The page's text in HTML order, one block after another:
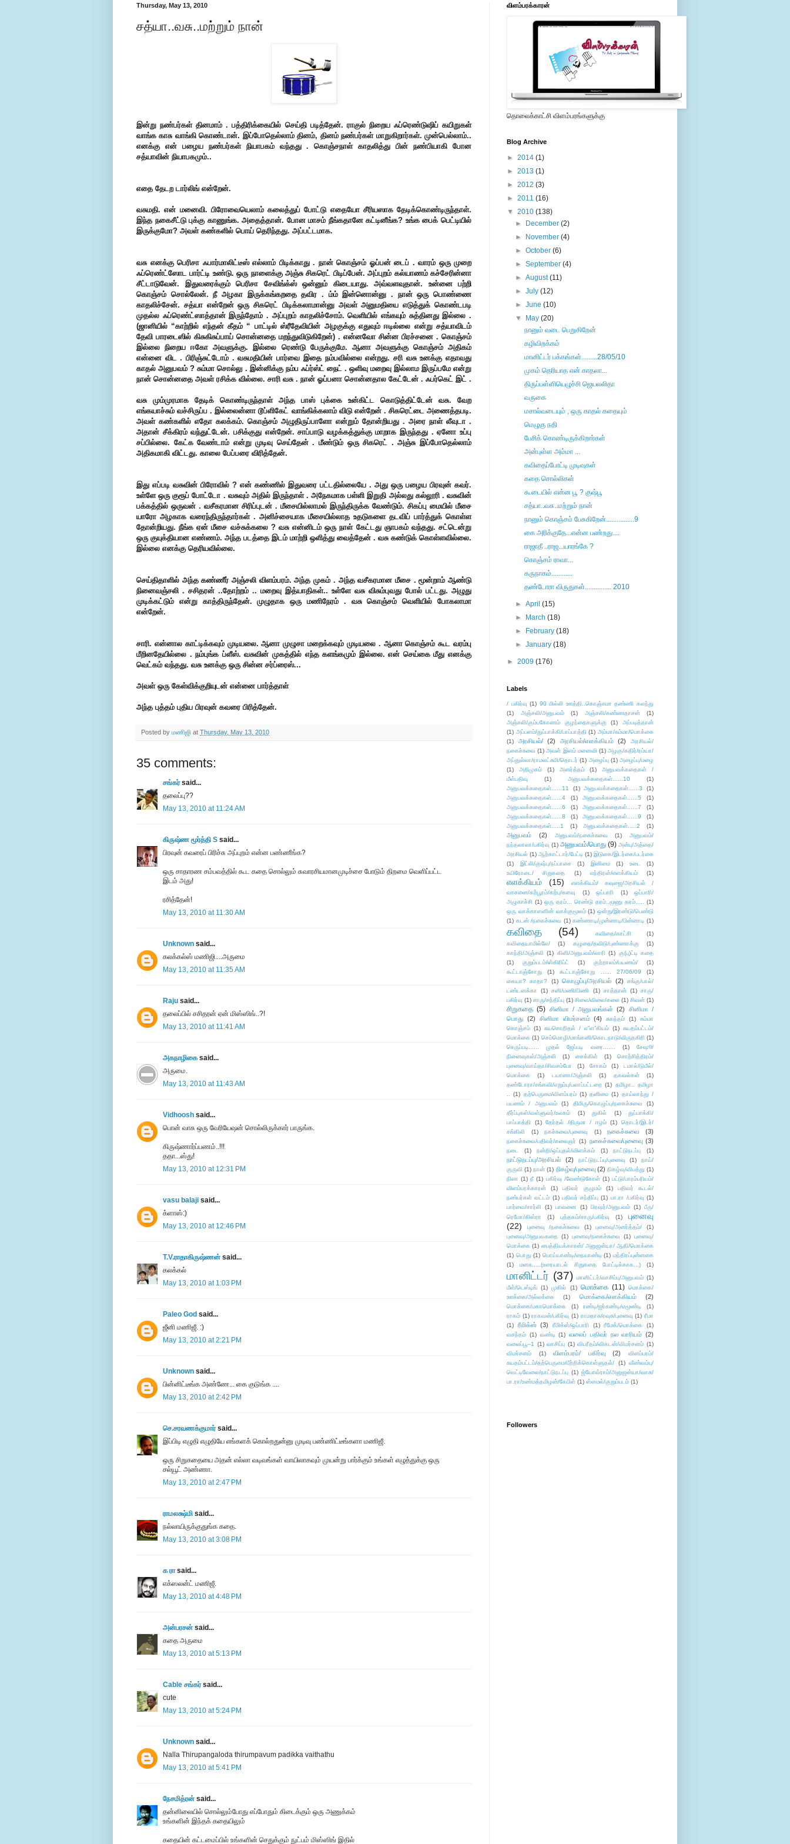
Thursday, May 13, 2010
சத்யா..வசு..மற்றும் நான்
இன்று நண்பர்கள் தினமாம் . பத்திரிக்கையில் செய்தி படித்தேன். ராகுல் நிறைய ஃப்ரெண்டுஷிப் கயிறுகள்
வாங்க காசு வாங்கி கொண்டான். இப்போதெல்லாம் தினம், தினம் நண்பர்கள் மாறுகிறார்கள். முன்பெல்லாம்..
எனக்கு என் பழைய நண்பர்கள் நியாபகம் வந்தது . கொஞ்சநாள் காதலித்து பின் நண்பியாகி போன
சத்யாவின் நியாபகமும்..
எதை தேடற டார்லிங் என்றேன்.
வசுமதி. என் மனைவி. பிரோவையெலாம் கலைத்துப் போட்டு எதையோ சீரியஸாக தேடிக்கொண்டிருந்தாள்.
இந்த நகைசீட்டு புக்கு காணுங்க. அதைத்தான். போன மாசம் நீங்கதானே கட்டினீங்க? உங்க பைக் பெட்டியில்
இருக்குமோ? அவள் கண்களில் பொய் தெரிந்தது. அப்பட்டமாக.
வசு எனக்கு பெரிசா ஃபார்மாலிட்டீஸ் எல்லாம் பிடிக்காது . நான் கொஞ்சம் ஓப்பன் டைப் . வாரம் ஒரு முறை
ஃப்ரெண்ட்ஸோட பார்ட்டி உண்டு. ஒரு நாளைக்கு அஞ்சு சிகரெட் பிடிப்பேன். அப்புறம் கல்யாணம் கச்சேரின்னா
சீட்டாடுவேன். இதுவரைக்கும் பெரிசா சேவிங்க்ஸ் ஒன்னும் கிடையாது. அவ்வளவுதான். உன்னை பற்றி
கொஞ்சம் சொல்லேன். நீ அழகா இருக்கங்கறதை தவிர . ம்ம் இன்னொன்னு . நான் ஒரு பொண்ணை
காதலிச்சேன். சத்யா என்றேன் ஒரு சிகரெட் பிடிக்கலாமான்னு அவள் அனுமதியை எடுத்துக் கொண்டபடி
முதல்ல ஃப்ரெண்ட்ஸாத்தான் இருந்தோம் . அப்புறம் காதலிச்சோம். வெளியில் எங்கயும் சுத்தினது இல்லை .
(ஜானியில் “காற்றில் எந்தன் கீதம் “ பாட்டில் ஸ்ரீதேவியின் அழகுக்கு எதுவும் ஈடில்லை என்று சத்யாவிடம்
தேவி பாரடைஸில் கிசுகிசுப்பாய் சொன்னதை மறந்துவிடுகிறேன்) . என்னவோ சின்ன பிரச்சனை . கொஞ்சம்
இல்லை நிறைய ஈகோ அவளுக்கு. இல்லை ரெண்டு பேருக்குமே. ஆனா அவளுக்கு கொஞ்சம் அதிகம்
என்னை விட . பிரிஞ்சுட்டோம் . வசுமதியின் பார்வை இதை நம்பவில்லை என்றது. சரி வசு உனக்கு எதாவது
காதல் அனுபவம் ? சும்மா சொல்லு . இன்னிக்கு நம்ப ஃப்ர்ஸ்ட் நைட் . ஒளிவு மறைவு இல்லாம இருப்பமே என்று
நான் சொன்னதை அவள் ரசிக்க வில்லை. சாரி வசு . நான் ஓப்பனா சொன்னதால கேட்டேன் . ஃபர்கெட் இட் .
வசு மும்முரமாக தேடிக் கொண்டிருந்தாள்
அந்த பாஸ் புக்கை உன்கிட்ட கொடுத்திட்டேன் வசு. வேற
எங்கயாச்சும் வச்சிருப்ப . இல்லைன்னா டூப்ளிகேட் வாங்கிக்கலாம் விடு என்றேன் . சிகரெட்டை அணைத்தபடி.
அவள் கண்களில் எதோ கலக்கம். கொஞ்சம் அழுதிருப்பாளோ என்றும் தோன்றியது . அரை நாள் லீவுடா .
அதான் சீக்கிரம் வந்துட்டேன். பசிக்குது என்றேன். சாப்பாடு வழக்கத்துக்கு மாறாக இருந்தது . ஏனோ உப்பு
சப்பில்லை. கேட்க வேண்டாம் என்று முடிவு செய்தேன் . மீண்டும் ஒரு சிகரெட் . அஞ்சு இப்போதெல்லாம்
அதிகமாகி விட்டது. காலை பேப்பரை விரித்தேன்.
இது எப்படி வசுவின் பிரோவில் ? என் கண்ணில் இதுவரை பட்டதில்லையே . அது ஒரு பழைய பிரவுன் கவர்.
உள்ளே ஒரு குரூப் போட்டோ . வசுவும் அதில் இருந்தாள் . அநேகமாக பள்ளி இறுதி அல்லது கல்லூரி . வசுவின்
பக்கத்தில் ஒருவன் . வசீகரமான சிரிப்புடன் . மீசையில்லாமல் இருந்திருக்க வேண்டும். சிகப்பு மையில் மீசை
யாரோ அழகாக வரைந்திருந்தார்கள் . அனிச்சையாக மீசையில்லாத உதடுகளை தடவிப் பார்த்துக் கொள்ள
தோன்றியது. நீங்க ஏன் மீசை வச்சுக்கலை ? வசு என்னிடம் ஒரு நாள் கேட்டது ஞாபகம் வந்தது. சட்டென்று
ஒரு குயுக்தியான எண்ணம். அந்த படத்தை இடம் மாற்றி ஒளித்து வைத்தேன் . வசு கண்டுக் கொள்ளவில்லை.
இல்லை எனக்கு தெரியவில்லை.
செய்திதாளில் அந்த கண்ணீர் அஞ்சலி விளம்பரம். அந்த முகம் . அந்த வசீகரமான மீசை . மூன்றாம் ஆண்டு
நினைவஞ்சலி . சசிதரன் ..தோற்றம் .. மறைவு இத்யாதிகள்.. உள்ளே வசு விசும்புவது போல் பட்டது. அழுது
முடிக்கட்டும் என்று காத்திருந்தேன். முழுதாக ஒரு மணிநேரம் . வசு கொஞ்சம் வெளியில் போகலாமா
என்றேன்.
சாரி. என்னால காட்டிக்கவும் முடியலை. ஆனா முழுசா மறைக்கவும் முடியலை . ஆனா கொஞ்சம் கூட வரம்பு
மீறினதேயில்லை . நம்புங்க ப்ளீஸ்.வசுவின் முகத்தில் எந்த களங்கமும் இல்லை. என் செய்கை மீது எனக்கு
வெட்கம் வந்தது. வசு உனக்கு ஒரு சின்ன சர்ப்ரைஸ்...
அவள் ஒரு கேள்விக்குறியுடன் என்னை பார்த்தாள்
அந்த புத்தம் புதிய பிரவுன் கவரை பிரித்தேன்.
Posted by மணிஜி at Thursday, May 13, 2010
35 comments:
சங்கர்said...
தலைப்பு??
May 13, 2010 at 11:24 AM
கிருஷ்ண மூர்த்தி S said...
பிரவுன் கவரைப் பிரிச்சு அப்புறம் என்ன பண்ணீங்க?
ஒரு சாதாரண சம்பவத்தில் கூட கதை சொல்லும் சுவாரசியமானமுடிச்சை போடும் திறமை வெளிப்பட்ட
இடம் அது!
ரசித்தேன்!
May 13, 2010 at 11:30 AM
Unknown said...
கலக்கல்ஸ் மணிஜி....அருமை
May 13, 2010 at 11:35 AM
Raju said...
தலைப்பில் சசிதரன் ஏன் மிஸ்ஸிங்..?!
May 13, 2010 at 11:41 AM
அகநாழிகை said...
அருமை.
May 13, 2010 at 11:43 AM
Vidhoosh said...
பொன் வாசு ஒரு வேரியேஷன் சொல்லிருக்கார் பாருங்க.
கிருஷ்ணார்ப்பணம்..!!!
ததா...ஸ்து!
May 13, 2010 at 12:31 PM
vasu balaji said...
க்ளாஸ்:)
May 13, 2010 at 12:46 PM
T.V.ராதாகிருஷ்ணன் said...
கலக்கல்
May 13, 2010 at 1:03 PM
Paleo God said...
ஜீனி மணிஜீ. :)
May 13, 2010 at 2:21 PM
Unknown said...
பின்னிட்டீங்க அண்ணே... கை குடுங்க ....
May 13, 2010 at 2:42 PM
செ.சரவணக்குமார்said...
இப்பிடி எழுதி எழுதியே எங்களக் கொல்றதுன்னு முடிவு பண்ணிட்டீங்களா மணிஜீ.
ஒரு சிறுகதையை அதன் எல்லா வடிவங்கள் வாயிலாகவும் முயன்று பார்க்கும் உங்கள் எழுத்துக்கு ஒரு
சல்யூட் அண்ணா.
May 13, 2010 at 2:47 PM
ராமலக்ஷ்மி said...
நல்லாயிருக்குதுங்க கதை.
May 13, 2010 at 3:08 PM
க ராsaid...
எக்ஸலன்ட் மணிஜீ.
May 13, 2010 at 4:48 PM
அன்பரசன் said...
கதை அருமை
May 13, 2010 at 5:13 PM
Cable சங்கர்said...
cute
May 13, 2010 at 5:24 PM
Unknown said...
Nalla Thirupangaloda thirumpavum padikka vaithathu
May 13, 2010 at 5:41 PM
நேசமித்ரன் said...
தன்னிலையில் சொல்லும்போது எப்போதும் கிடைக்கும் ஒரு அணுக்கம்
உங்களின் இந்தக் கதையிலும்
கதையின் கட்டமைப்பில் உங்களின் செதுக்கும் நுட்பம் மிஸ்ஸிங் இதில்
விளம்பரக்காரன்
தொலைக்காட்சி விளம்பரங்களுக்கு
Blog Archive
► 2014 (1)
► 2013 (1)
► 2012 (3)
► 2011 (16)
▼ 2010 (138)
►
December(2)
►
November(4)
►October(6)
►September(4)
►August(11)
►July(12)
►June(10)
▼
May(20)
நானும் வடை பெறுகிறேன்
கழிவிறக்கம்
மானிட்டர் பக்கங்கள்.........28/05/10
முகம் தெரியாத என் காதலா...
திருப்பள்ளியெழுச்சி ஜெயலலிதா
வருகை
மசால்வடையும் , ஒரு காதல் கதையும்
மெழுகு நதி
பேசிக் கொண்டிருக்கிறார்கள்
அன்புள்ள அம்மா ...
கவிதைப்போட்டி முடிவுகள்
கதை சொல்லிகள்
கூடையில் என்ன பூ ? குஷ்பூ
சத்யா..வசு..மற்றும் நான்
நானும் கொஞ்சம் பேசுகிறேன்................9
கை அரிக்குதே...என்ன பண்றது....
ராஜாதீ ..ராஜ...யாரங்கே ?
கொஞ்சம் ராவா...
கருநாகம்............
தண்டோரா விருதுகள்............... 2010
►April(15)
►
March(18)
►
February(18)
►January(18)
► 2009 (176)
Labels
/ பகிர்வு (1) 90 மில்லி ஊத்தி..கொஞ்சமா தண்ணி கலந்து
(1)
அஞ்சலி/அனுபவம் (1) அஞ்சலி/கண்ணதாசன்
(1)
அஞ்சலி/கும்பகோணம் குழந்தைகளுக்கு
(1)
அப்படித்தான்
(1) அப்பளம்/துப்பாக்கி/பாப்பாத்தி (1) அம்மா/சும்மா/மொக்கை
(1)
அரசியல்/ (2) அரசியல்/எளக்கியம் (2)
அரசியல்/
நகைச்சுவை (1) அவள் இளம் மனைவி (1) அழகு/கதிர்/ரம்யா/
அப்துல்லா/ராமலட்சுமி/தொடர் (1) அழைப்பு (1) அழைப்பு/மழை
(1)
அறிமுகம் (1) அனர்த்தம் (1)
அனுபவக்கதைகள் /
மீள்பதிவு
(1) அனுபவக்கதைகள்......10
(1)
அனுபவக்கதைகள்......11
(1) அனுபவக்கதைகள்......3
(1)
அனுபவக்கதைகள்......4
(1) அனுபவக்கதைகள்......5
(1)
அனுபவக்கதைகள்......6
(1) அனுபவக்கதைகள்......7
(1)
அனுபவக்கதைகள்......8
(1) அனுபவக்கதைகள்......9
(1)
அனுபவக்கதைகள்.....1
(1) அனுபவக்கதைகள்.....2 (1)
அனுபவம் (2) அனுபவம்/நகைச்சுவை (1)
அனுபவம்/
நந்தலாலா/பகிர்வு (1) அனுபவம்/பொது (9) அன்பு/அத்தை/
அரசியல் (1) ஆற்காட்டார்/பேட்டி (1) இடுகை/இடர்கை/படர்கை
(1)
இட்லி/குஷ்பு/நப்பாசை (1) இனிமை (1) உடை
(1)
உயிரோடை/ சிறுகதை
(1) எந்திரன்/எளக்கியம் (1)
எளக்கியம் (15)
எளக்கியம்/ கவுஜை/அரசியல் /
வாசனை/கற்பூரம்/கற்பு/களவு
(1) ஒப்பாரி (1)
ஒப்பாரி/
அழுகாச்சி (1) ஒரு தரம்... ரெண்டு தரம்..மூணு தரம்..... (1)
ஒரு வாக்காளனின் வாக்குமூலம் (1) ஒன்று/இரண்டு/பெண்டு
(1) கடன் /நகைச்சுவை (1) கண்ணாடி/முன்னாடி/பின்னாடி (1)
கவிதை (54) கவிதை/காட்சி
(1)
கவிதையாமில்லே/
(1) கழுதை/தவிடு/புண்ணாக்கு
(1)
காந்தி/அஞ்சலி (1) கிளி/அனுபவம்/லாரி (1) கு(பு)ட்டி கதை
(1)
குறும்படம்/ஸ்கிரிப்ட் (1) குற்றாலம்/பயணம்/
(1)
கூட்டாஞ்சோறு
(1) கூட்டாஞ்சோறு ...... 27/06/09
(1)
கையா? காதா?
(1) கொழுப்பு/அரசியல் (2)
சங்கு/பால்/
டண்டனக்கா
(1) சனி/மணி/பிணி (1) சாத்தான் (1) சாரு/
பகிர்வு (1) சாரு/சந்திப்பு (1) சிலை/விலை/கலை (1) சிவன் (1)
சிறுகதை (5) சினிமா / அனுபவங்கள் (2)
சினிமா /
பொது (2) சினிமா விமர்சனம் (4) சுகந்தம் (1)
சும்மா
கொஞ்சம் (1) சுயசொறிதல் / எ”ள”கியம் (1) சுயதம்பட்டம்/
மொக்கை (1) செம்மொழி/மாங்கனி/கொடநாடு/விருதகிரி (1)
செருப்படி...... முதல் ஜேப்படி வரை.......
(1)
சேஷூ/
நினைவுகள்/அஞ்சலி
(1) சைக்கிள் (1)
சொற்சித்திரம்/
புனைவு/வாய்தா/சிவசம்போ
(1) சோகம் (1)
டமால்/டுமீல்/
மொக்கை
(1) டயானா/அஞ்சலி (1) தகவல்கள்
(1)
தண்டோரா/சங்கவி/எறும்பு/பலாப்பட்டறை (1) தமிழா.. தமிழா
.. (1) தற்பெருமை/விளம்பரம் (1) தனிமை (1) தாய்லாந்து /
பயணம் / அனுபவம்
(1) திமிரு/கொழுப்பு/நகைச்சுவை
(1)
தீர்ப்புகள்/வள்ளுவர்/உலகம்
(1) துகில் (1)
துப்பாக்கி/
பாப்பாத்தி
(1) தேர்தல் /திருமா / ஈழம் (1)
தொடர்/இடர்/
சங்கிலி
(1) நகச்சுவை/புனைவு (1) நகைச்சுவை (3)
நகைச்சுவை/பதிவர்/கலைஞர் (1) நகைச்சுவை/புனைவு (3)
நடை (1) நன்றி/ஒப்புதல்/விளக்கம் (1) நாட்டுநடப்பு (1)
நாட்டுநடப்பு/அரசியல் (2) நாட்டுநடப்பு/புனைவு (1)
நாய்/
குருவி (1) நான் (1) நிகழ்வு/புனைவு (2) நிகழ்வு/விபத்து (1)
நிலா (1) நீ (1) பகிர்வு /வேண்டுகோள் (1) பட்டு/பாரம்பரியம்/
விளம்பரக்காரன்
(1) பதிவர் குழுமம் (1)
பதிவர் கூடல்/
நண்பர்கள் வட்டம் (1) பதிவர் சந்திப்பு (1) பா.ரா /பகிர்வு (1)
பார்வை/சார்லி
(1) பாவனை (1) பிரஷர்/அனுபவம் (1) பீரு/
ரெமோ/கிஸ்ரா
(1) புத்தகம்/சாரு/பகிர்வு (1)
புனைவு
(22)
புனைவு /நகைச்சுவை (1) புனைவு/அனர்த்தம்/
(1)
புனைவு/அனுபவகதை (1) புனைவு/நகைச்சுவை (1) புனைவு/
மொக்கை (1) பைத்தியக்காரன்/ அனுஜன்யா/ ஆதி/மொக்கை
(1) பொது (1) பொய்யாண்டி/நையாண்டி (1) மந்திரப்புன்னகை
(1)
மனசு.....(உரையாடல் சிறுகதை போட்டிக்காக...) (1)
மானிட்டர் (37) மானிட்டர்/வாசிப்பு/அனுபவம் (1)
மீள்/டெஸ்டிங் (1) முகில் (1) மொக்கை (11) மொக்கை/
ஊக்கை/அல்லக்கை
(1) மொக்கை/எளக்கியம் (2)
மொக்கை/மகாமொக்கை (1) ரண்டி/ஜர்கண்டி/ஏமூண்டி
(1)
ராகம் (1) ராகவன்/பகிர்வு (1) ராமதாசு/ரவுசு/புனைவு (1) ரீமா
(1)
ரீமிக்ஸ் (3) ரீமிக்ஸ்/ஒப்பாரி (1) ரீமேக்/மொக்கை
(1)
வசந்தம் (1) வண்டி (1) வலைப் பதிவர் நல வாரியம் (2)
வலைப்பூ--1 (1) வாசிப்பு (1) விபரீதம்/விகடன்/விமர்சனம் (1)
விமர்சனம்
(1) விளம்பரம்/ பகிர்வு (2)
விளம்பரம்/
சுயதம்பட்டம்/தற்பெருமை/பீற்றிக்கொள்ளுதல்/
(1) வீண்வம்பு/
வெட்டிவேலை/நாட்டுநடப்பு (1) ஜ்யோவ்ராம்/அனுஜன்யா/வாசு/
பா.ரா/உண்மத்தமிழன்/கேபிள் (1) ஸ்மைல்/குறும்படம் (1)
Followers